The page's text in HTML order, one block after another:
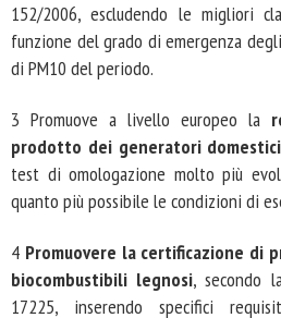
152/2006, escludendo le migliori
funzione del grado di emergenza
di PM10 del periodo.
3 Promuove a livello europeo la
prodotto dei generatori
test di omologazione molto più
quanto più possibile le condizioni di
4 Promuovere la certificazione di
biocombustibili legnosi, secondo
17225, inserendo specifici